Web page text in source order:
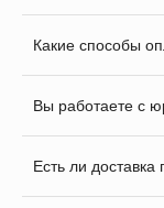
Какие способы
Вы работаете с
Есть ли доставка